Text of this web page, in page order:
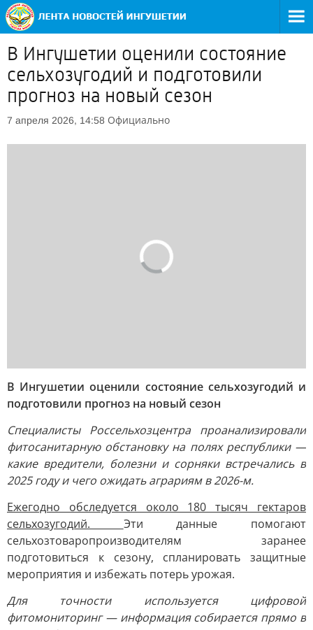
В Ингушетии оценили состояние
сельхозугодий и подготовили
прогноз на новый сезон
7 апреля 2026, 14:58 Официально
В Ингушетии оценили состояние сельхозугодий и
подготовили прогноз на новый сезон
Специалисты Россельхозцентра проанализировали
фитосанитарную обстановку на полях республики —
какие вредители, болезни и сорняки встречались в
2025 году и чего ожидать аграриям в 2026-м.
Ежегодно обследуется около 180 тысяч гектаров
сельхозугодий. Эти данные помогают
сельхозтоваропроизводителям заранее
подготовиться к сезону, спланировать защитные
мероприятия и избежать потерь урожая.
Для точности используется цифровой
фитомониторинг — информация собирается прямо в